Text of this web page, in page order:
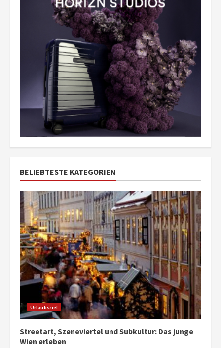
BELIEBTESTE KATEGORIEN
Urlaubsziel
Streetart, Szeneviertel und Subkultur: Das junge
Wien erleben